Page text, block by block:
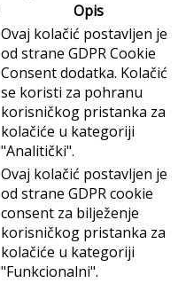
Opis
Ovaj kolačić postavljen je
od strane GDPR Cookie
Consent dodatka. Kolačić
se koristi za pohranu
korisničkog pristanka za
kolačiće u kategoriji
"Analitički".
Ovaj kolačić postavljen je
od strane GDPR cookie
consent za bilježenje
korisničkog pristanka za
kolačiće u kategoriji
"Funkcionalni".